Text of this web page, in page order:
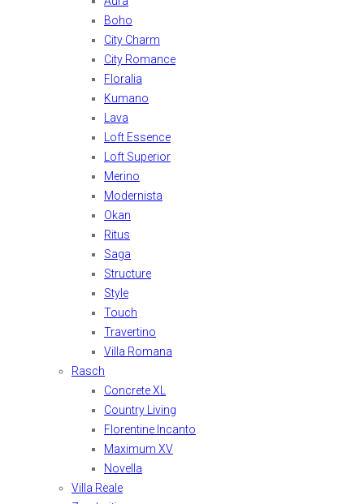
Boho
City Charm
City Romance
Floralia
Kumano
Lava
Loft Essence
Loft Superior
Merino
Modernista
Okan
Ritus
Saga
Structure
Style
Touch
Travertino
Villa Romana
Rasch
Concrete XL
Country Living
Florentine Incanto
Maximum XV
Novella
Villa Reale